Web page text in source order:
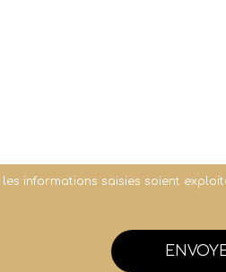
informations saisies soient